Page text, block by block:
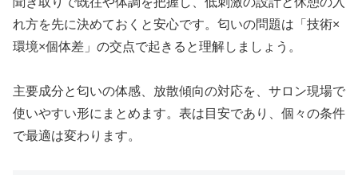
れ方を先に決めておくと安心です。匂いの問題は「技術×
環境×個体差」の交点で起きると理解しましょう。
主要成分と匂いの体感、放散傾向の対応を、サロン現場で
使いやすい形にまとめます。表は目安であり、個々の条件
で最適は変わります。